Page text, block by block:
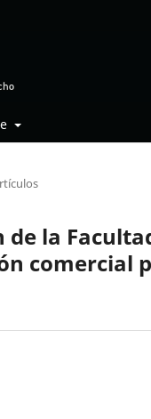
la
comercial